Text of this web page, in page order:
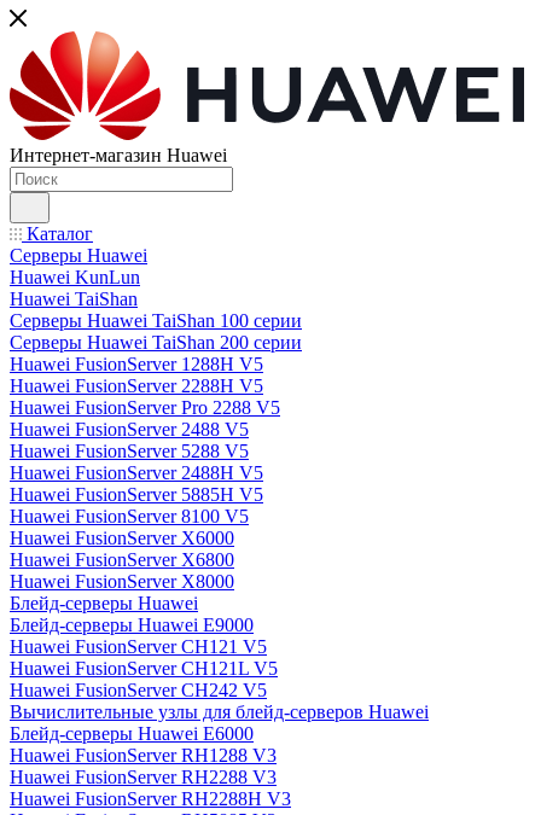
Интернет-магазин Huawei
Каталог
Серверы Huawei
Huawei KunLun
Huawei TaiShan
Серверы Huawei TaiShan 100 серии
Серверы Huawei TaiShan 200 серии
Huawei FusionServer 1288H V5
Huawei FusionServer 2288H V5
Huawei FusionServer Pro 2288 V5
Huawei FusionServer 2488 V5
Huawei FusionServer 5288 V5
Huawei FusionServer 2488H V5
Huawei FusionServer 5885H V5
Huawei FusionServer 8100 V5
Huawei FusionServer X6000
Huawei FusionServer X6800
Huawei FusionServer X8000
Блейд-серверы Huawei
Блейд-серверы Huawei E9000
Huawei FusionServer CH121 V5
Huawei FusionServer CH121L V5
Huawei FusionServer CH242 V5
Вычислительные узлы для блейд-серверов Huawei
Блейд-серверы Huawei E6000
Huawei FusionServer RH1288 V3
Huawei FusionServer RH2288 V3
Huawei FusionServer RH2288H V3